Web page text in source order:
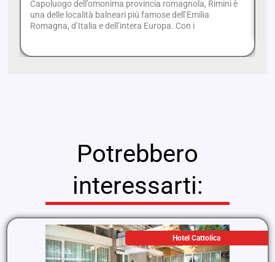
Capoluogo dell’omonima provincia romagnola, Rimini è
una delle località balneari più famose dell’Emilia
Romagna, d’Italia e dell’intera Europa. Con i
Potrebbero
interessarti:
Hotel Cattolica